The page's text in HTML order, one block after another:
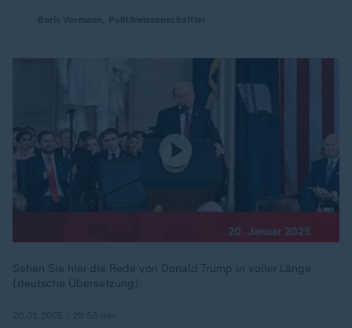
Sehen Sie hier die Rede von Donald Trump in voller Länge
(deutsche Übersetzung).